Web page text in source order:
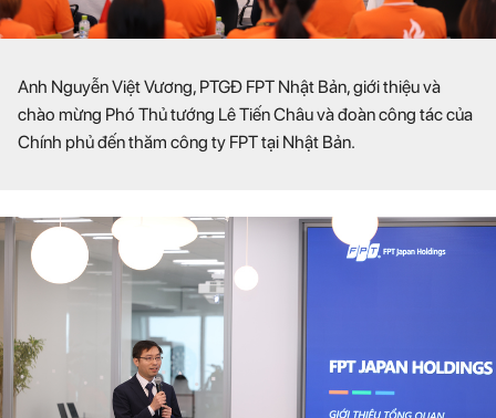
Anh Nguyễn Việt Vương, PTGĐ FPT Nhật Bản, giới thiệu và
chào mừng Phó Thủ tướng Lê Tiến Châu và đoàn công tác của
Chính phủ đến thăm công ty FPT tại Nhật Bản.